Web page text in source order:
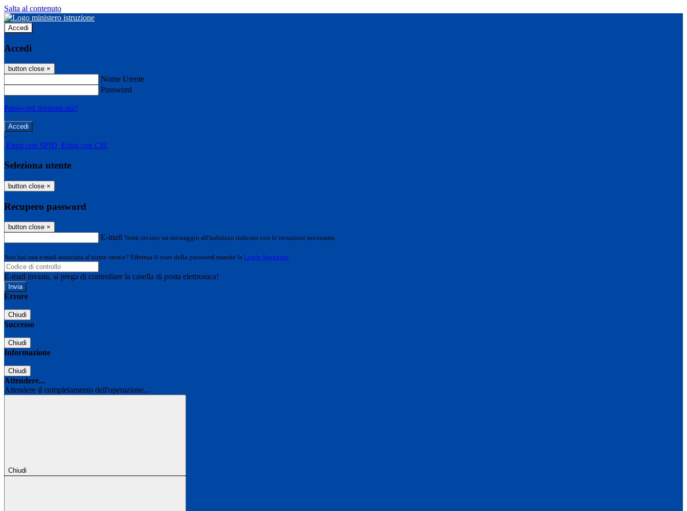
Salta al contenuto
Accedi
Accedi
button close ×
Nome Utente
Password
Password dimenticata?
-
Entra con SPID Entra con CIE
Seleziona utente
button close ×
Recupero password
button close ×
E-mail Verrà inviato un messaggio all'indirizzo indicato con le istruzioni necessarie.
Non hai una e-mail associata al nome utente? Effettua il reset della password tramite la Login Spaggiari
E-mail inviata, si prega di controllare la casella di posta elettronica!
Errore
Chiudi
Successo
Chiudi
Informazione
Chiudi
Attendere...
Attendere il completamento dell'operazione...
Chiudi